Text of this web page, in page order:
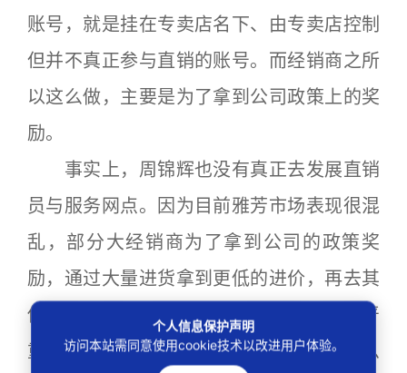
账号，就是挂在专卖店名下、由专卖店控制
但并不真正参与直销的账号。而经销商之所
以这么做，主要是为了拿到公司政策上的奖
励。
事实上，周锦辉也没有真正去发展直销
员与服务网点。因为目前雅芳市场表现很混
乱，部分大经销商为了拿到公司的政策奖
励，通过大量进货拿到更低的进价，再去其
他地区以低于当地市场的价格销售，从而严
重扰乱了雅芳的价格体系。“雅芳市场这么
个人信息保护声明
访问本站需同意使用cookie技术以改进用户体验。